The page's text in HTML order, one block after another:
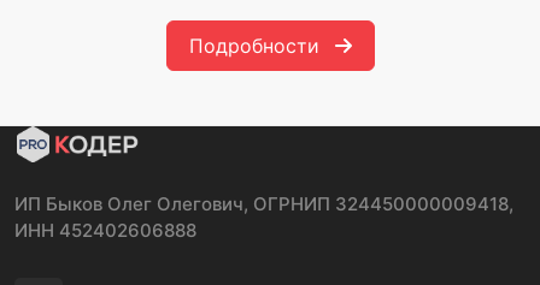
Подробности
ИП Быков Олег Олегович, ОГРНИП 324450000009418,
ИНН 452402606888